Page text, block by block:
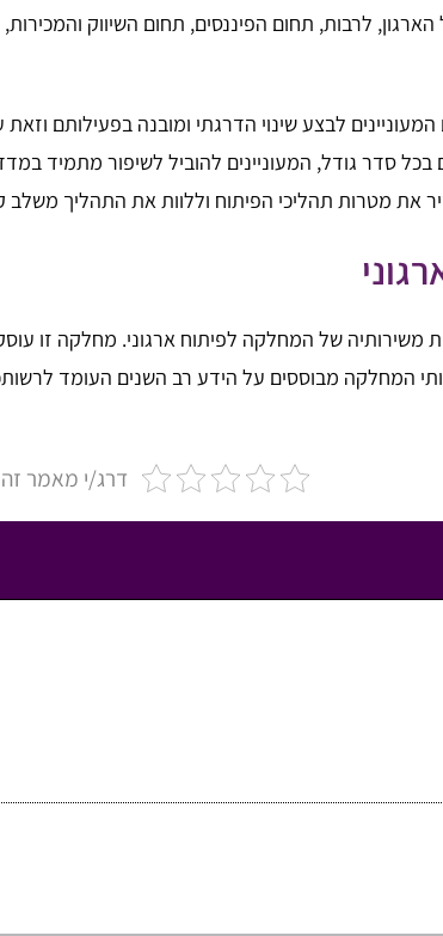
לרבות, תחום הפיננסים, תחום השיווק
המעוניינים לבצע שינוי הדרגתי ומובנה בפעילותם
בכל סדר גודל, המעוניינים להוביל לשיפור מתמיד
את מטרות תהליכי הפיתוח וללוות את התהליך משלב
של המחלקה לפיתוח ארגוני. מחלקה זו
המחלקה מבוססים על הידע רב השנים העומד
דרג/י מאמר זה